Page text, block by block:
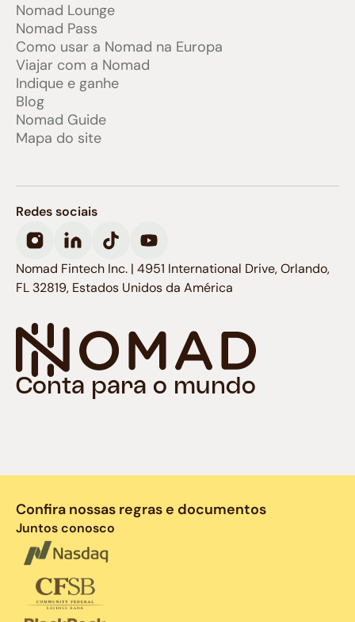
Nomad Lounge
Nomad Pass
Como usar a Nomad na Europa
Viajar com a Nomad
Indique e ganhe
Blog
Nomad Guide
Mapa do site
Conta para o mundo
Redes sociais
Nomad Fintech Inc. | 4951 International Drive, Orlando,
FL 32819, Estados Unidos da América
Confira nossas regras e documentos
Juntos conosco